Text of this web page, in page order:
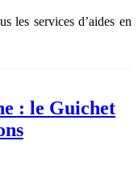
les services d’aides en
: le Guichet